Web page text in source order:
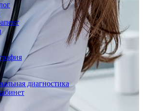
диагностика